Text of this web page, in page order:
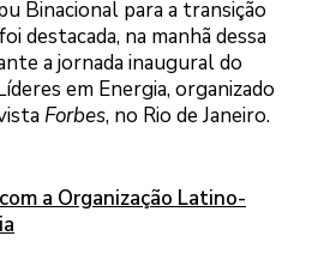
Binacional para a transição
destacada, na manhã dessa
a jornada inaugural do
em Energia, organizado
Forbes, no Rio de Janeiro.
a Organização Latino-